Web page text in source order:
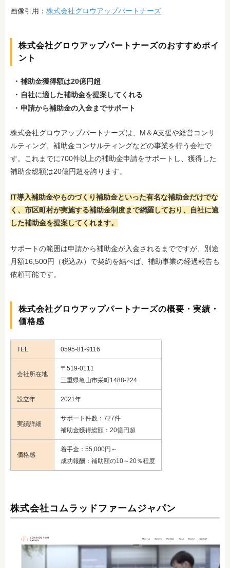
画像引用： 株式会社グロウアップパートナーズ
株式会社グロウアップパートナーズのおすすめポイ
ント
補助金獲得額は20億円超
自社に適した補助金を提案してくれる
申請から補助金の入金までサポート
株式会社グロウアップパートナーズは、M＆A支援や経営コンサ
ルティング、補助金コンサルティングなどの事業を行う会社で
す。これまでに700件以上の補助金申請をサポートし、獲得した
補助金総額は20億円超を誇ります。
IT導入補助金やものづくり補助金といった有名な補助金だけでな
く、市区町村が実施する補助金制度まで網羅しており、自社に適
した補助金を提案してくれます。
サポートの範囲は申請から補助金が入金されるまでですが、別途
月額16,500円（税込み） で契約を結べば、補助事業の経過報告も
依頼可能です。
株式会社グロウアップパートナーズの概要・実績・
価格感
TEL 0595-81-9116
会社所在地
〒519-0111
三重県亀山市栄町1488-224
設立年 2021年
実績詳細
サポート件数：727件
補助金獲得総額：20億円超
価格感
着手金：55,000円～
成功報酬：補助額の10～20％程度
株式会社コムラッドファームジャパン